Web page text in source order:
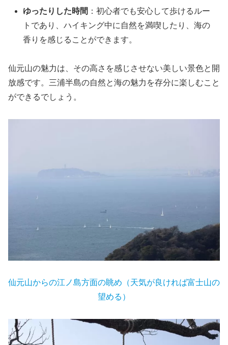
ゆったりした時間 ：初心者でも安心して歩けるルー
トであり、ハイキング中に自然を満喫したり、海の
香りを感じることができます。
仙元山の魅力は、その高さを感じさせない美しい景色と開
放感です。三浦半島の自然と海の魅力を存分に楽しむこと
ができるでしょう。
仙元山からの江ノ島方面の眺め（天気が良ければ富士山の
望める）